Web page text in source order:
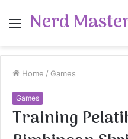
Menu
Nerd
Home / Games
Games
Training